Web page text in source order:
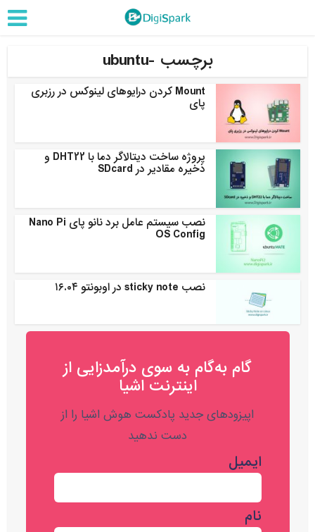
برچسب -ubuntu
Mount کردن درایوهای لینوکس در رزبری
پای
پروژه ساخت دیتالاگر دما با DHT22 و
ذخیره مقادیر در SDcard
نصب سیستم عامل برد نانو پای Nano Pi
OS Config
نصب sticky note در اوبونتو ۱۶.۰۴
گام به‌گام به‌ سوی درآمدزایی از
اینترنت اشیا
اپیزودهای جدید پادکست هوش اشیا را از
دست ندهید
ایمیل
نام